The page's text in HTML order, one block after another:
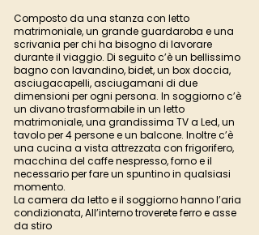
Composto da una stanza con letto
matrimoniale, un grande guardaroba e una
scrivania per chi ha bisogno di lavorare
durante il viaggio. Di seguito c’è un bellissimo
bagno con lavandino, bidet, un box doccia,
asciugacapelli, asciugamani di due
dimensioni per ogni persona. In soggiorno c’è
un divano trasformabile in un letto
matrimoniale, una grandissima TV a Led, un
tavolo per 4 persone e un balcone. Inoltre c’è
una cucina a vista attrezzata con frigorifero,
macchina del caffe nespresso, forno e il
necessario per fare un spuntino in qualsiasi
momento.
La camera da letto e il soggiorno hanno l’aria
condizionata, All’interno troverete ferro e asse
da stiro